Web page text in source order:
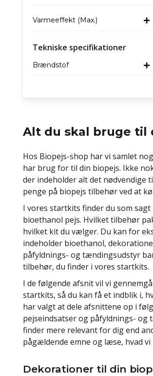
Varmeeffekt (Max.)
Tekniske specifikationer
Brændstof
Alt du skal bruge til
Hos Biopejs-shop har vi samlet
har brug for til din biopejs. Ikke
der indeholder alt det nødvendige
penge på biopejs tilbehør ved at
I vores startkits finder du som
bioethanol pejs. Hvilket tilbehør
hvilket kit du vælger. Du kan for
indeholder bioethanol,
påfyldnings- og tændingsudstyr
tilbehør, du finder i vores startkits.
I de følgende afsnit vil vi
startkits, så du kan få et indblik i,
har valgt at dele afsnittene op i
pejseindsatser og påfyldnings-
finder mere relevant for dig end
pågældende emne og læse, hvad vi
Dekorationer til din